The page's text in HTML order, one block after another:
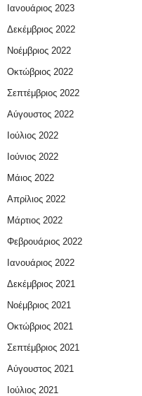
Ιανουάριος 2023
Δεκέμβριος 2022
Νοέμβριος 2022
Οκτώβριος 2022
Σεπτέμβριος 2022
Αύγουστος 2022
Ιούλιος 2022
Ιούνιος 2022
Μάιος 2022
Απρίλιος 2022
Μάρτιος 2022
Φεβρουάριος 2022
Ιανουάριος 2022
Δεκέμβριος 2021
Νοέμβριος 2021
Οκτώβριος 2021
Σεπτέμβριος 2021
Αύγουστος 2021
Ιούλιος 2021